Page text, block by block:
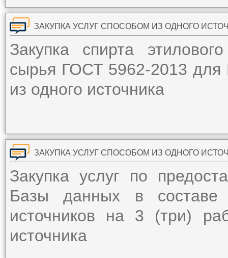
ЗАКУПКА УСЛУГ СПОСОБОМ ИЗ ОДНОГО
Закупка спирта
сырья ГОСТ 5962-2013 для
из одного источника
ЗАКУПКА УСЛУГ СПОСОБОМ ИЗ ОДНОГО
Закупка услуг по
Базы данных в
источников на 3 (три)
источника